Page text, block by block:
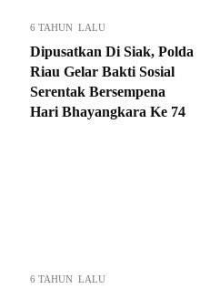
6 TAHUN LALU
Dipusatkan Di Siak, Polda
Riau Gelar Bakti Sosial
Serentak Bersempena
Hari Bhayangkara Ke 74
6 TAHUN LALU